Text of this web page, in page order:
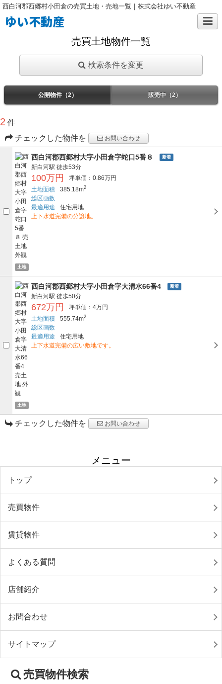
西白河郡西郷村小田倉の売買土地・売地一覧｜株式会社ゆい不動産
ゆい不動産
売買土地物件一覧
検索条件を変更
公開物件（2） 販売中（2）
2 件
チェックした物件を
お問い合わせ
土地
西白河郡西郷村大字小田倉字蛇口5番８ 新着
新白河駅 徒歩53分
100万円
坪単価：0.86万円
土地面積
385.18m2
総区画数
最適用途
住宅用地
上下水道完備の分譲地。
土地
西白河郡西郷村大字小田倉字大清水66番4 新着
新白河駅 徒歩50分
672万円
坪単価：4万円
土地面積
555.74m2
総区画数
最適用途
住宅用地
上下水道完備の広い敷地です。
チェックした物件を お問い合わせ
メニュー
トップ
売買物件
賃貸物件
よくある質問
店舗紹介
お問合わせ
サイトマップ
売買物件検索